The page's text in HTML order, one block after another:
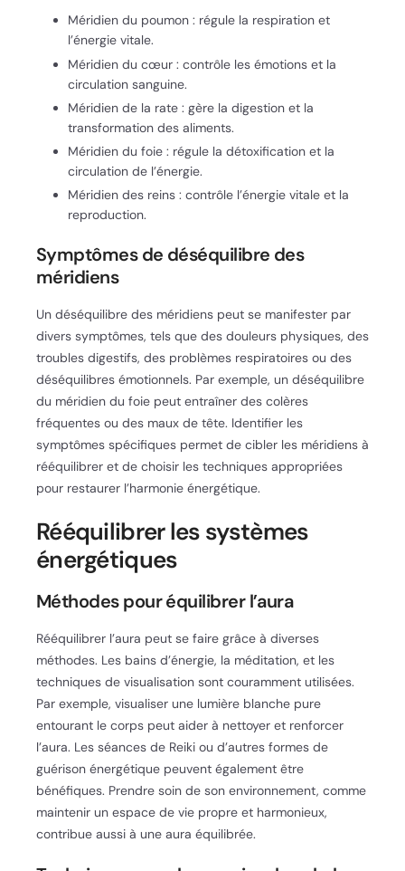
Méridien du poumon : régule la respiration et
l’énergie vitale.
Méridien du cœur : contrôle les émotions et la
circulation sanguine.
Méridien de la rate : gère la digestion et la
transformation des aliments.
Méridien du foie : régule la détoxification et la
circulation de l’énergie.
Méridien des reins : contrôle l’énergie vitale et la
reproduction.
Symptômes de déséquilibre des
méridiens
Un déséquilibre des méridiens peut se manifester par
divers symptômes, tels que des douleurs physiques, des
troubles digestifs, des problèmes respiratoires ou des
déséquilibres émotionnels. Par exemple, un déséquilibre
du méridien du foie peut entraîner des colères
fréquentes ou des maux de tête. Identifier les
symptômes spécifiques permet de cibler les méridiens à
rééquilibrer et de choisir les techniques appropriées
pour restaurer l’harmonie énergétique.
Rééquilibrer les systèmes
énergétiques
Méthodes pour équilibrer l’aura
Rééquilibrer l’aura peut se faire grâce à diverses
méthodes. Les bains d’énergie, la méditation, et les
techniques de visualisation sont couramment utilisées.
Par exemple, visualiser une lumière blanche pure
entourant le corps peut aider à nettoyer et renforcer
l’aura. Les séances de Reiki ou d’autres formes de
guérison énergétique peuvent également être
bénéfiques. Prendre soin de son environnement, comme
maintenir un espace de vie propre et harmonieux,
contribue aussi à une aura équilibrée.